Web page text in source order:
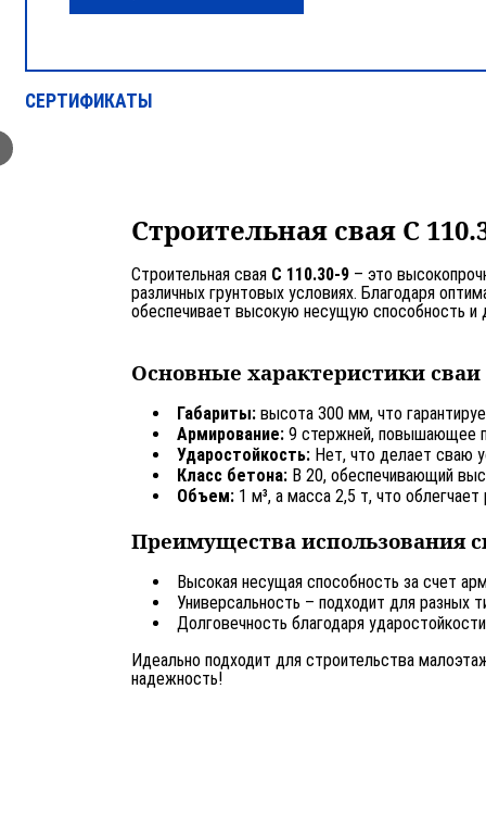
СЕРТИФИКАТЫ
Строительная свая С
Строительная свая С 110.30-9– это
различных грунтовых условиях. Благодаря
обеспечивает высокую несущую способность и
Основные характеристики сваи
Габариты:высота 300 мм, что
Армирование:9 стержней, повышающее
Ударостойкость:Нет, что делает сваю
Класс бетона:В 20, обеспечивающий
Объем:1 м³, а масса 2,5 т, что
Преимущества использования
Высокая несущая способность за счет
Универсальность – подходит для разных
Долговечность благодаря
Идеально подходит для строительства
надежность!